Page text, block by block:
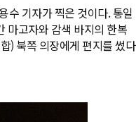
수 기자가 찍은 것이다. 통일
마고자와 감색 바지의 한복
) 북쪽 의장에게 편지를 썼다